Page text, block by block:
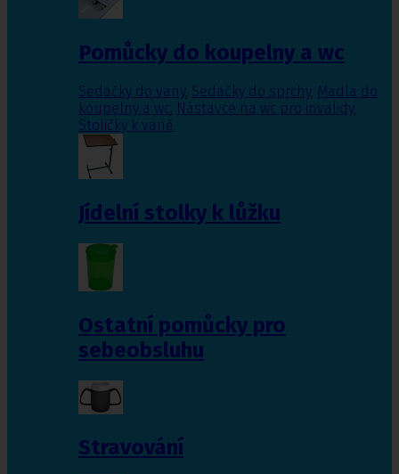
Pomůcky do koupelny a wc
Sedačky do vany, Sedačky do sprchy, Madla do
koupelny a wc, Nástavce na wc pro invalidy,
Stoličky k vaně
Jídelní stolky k lůžku
Ostatní pomůcky pro
sebeobsluhu
Stravování